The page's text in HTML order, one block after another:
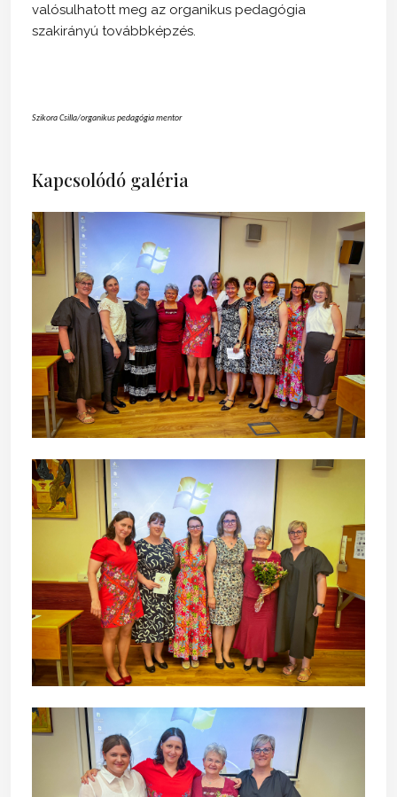
valósulhatott meg az organikus pedagógia
szakirányú továbbképzés.
Szikora Csilla/organikus pedagógia mentor
Kapcsolódó galéria